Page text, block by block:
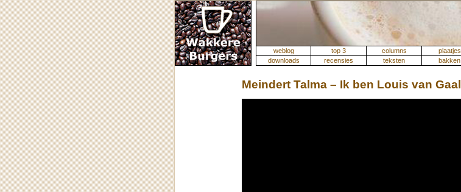
weblog top 3 columns plaatjes
downloads
recensies teksten bakken
Meindert Talma – Ik ben Louis van Gaal